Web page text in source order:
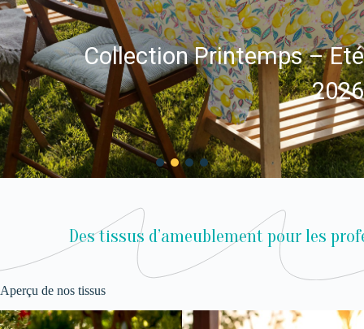
Collection Printemps – Eté
2026
Des tissus d’ameublement pour les
Aperçu de nos tissus